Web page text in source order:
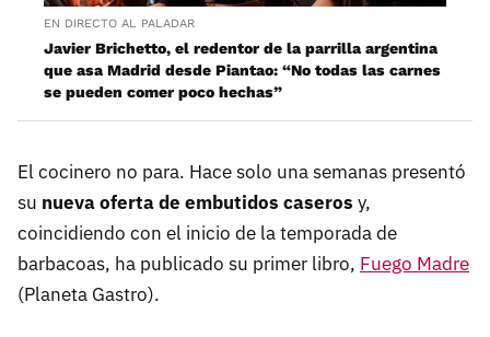
EN DIRECTO AL PALADAR
Javier Brichetto, el redentor de la parrilla argentina
que asa Madrid desde Piantao: “No todas las carnes
se pueden comer poco hechas”
El cocinero no para. Hace solo una semanas presentó
su nueva oferta de embutidos caseros y,
coincidiendo con el inicio de la temporada de
barbacoas, ha publicado su primer libro, Fuego Madre
(Planeta Gastro).